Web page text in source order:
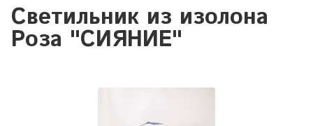
Светильник из изолона
Роза "СИЯНИЕ"